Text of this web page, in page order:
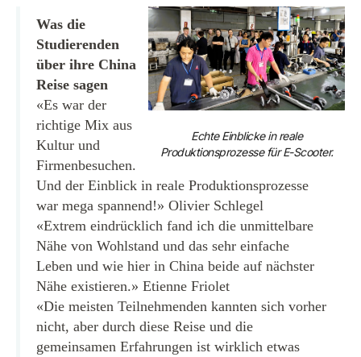
Echte Einblicke in reale
Produktionsprozesse für E-Scooter.
Was die
Studierenden
über ihre China
Reise sagen
«Es war der
richtige Mix aus
Kultur und
Firmenbesuchen.
Und der Einblick in reale Produktionsprozesse
war mega spannend!» Olivier Schlegel
«Extrem eindrücklich fand ich die unmittelbare
Nähe von Wohlstand und das sehr einfache
Leben und wie hier in China beide auf nächster
Nähe existieren.» Etienne Friolet
«Die meisten Teilnehmenden kannten sich vorher
nicht, aber durch diese Reise und die
gemeinsamen Erfahrungen ist wirklich etwas